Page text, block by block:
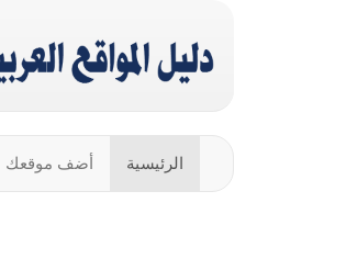
الرئيسية أضف موقعك